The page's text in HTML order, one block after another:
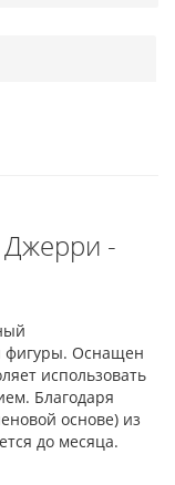
-
фигуры. Оснащен
использовать
Благодаря
основе) из
до месяца.